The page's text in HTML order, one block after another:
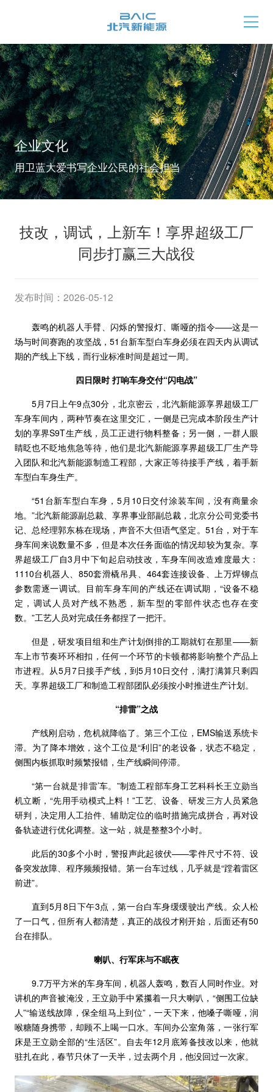
企业文化
用卫蓝大爱书写企业公民的社会担当
技改，调试，上新车！享界超级工厂
同步打赢三大战役
发布时间：2026-05-12
轰鸣的机器人手臂、闪烁的警报灯、嘶哑的指令——这是一
场与时间赛跑的攻坚战，51台新车型白车身必须在四天内从调试
期的产线上下线，而行业标准时间是超过一周。
四日限时 打响车身交付“闪电战”
5月7日上午9点30分，北京密云，北汽新能源享界超级工厂
车身车间内，两种节奏在这里交汇，一侧是已完成本阶段生产计
划的享界S9T生产线，员工正进行物料整备；另一侧，一群人眼
睛眨也不眨地焦急等待，他们是北汽新能源享界超级工厂生产导
入团队和北汽新能源制造工程部，大家正等待接手产线，着手新
车型白车身生产。
“51台新车型白车身，5月10日交付涂装车间，没有商量余
地。”北汽新能源副总裁、享界事业部副总裁，北京分公司党委书
记、总经理郭东栋在现场，声音不大但语气坚定。51台，对于车
身车间来说数量不多，但是本次任务面临的情况却较为复杂。享
界超级工厂自3月中下旬起启动技改，车身车间改造难度最大：
1110台机器人、850套滑橇吊具、464套连接设备、上万焊铆点
参数需逐一调试。目前车身车间的产线还在调试期，“设备不稳
定，调试人员对产线不熟悉，新车型的零部件状态也存在变
数。”工艺人员对完成任务都捏了一把汗。
但是，研发项目组和生产计划倒排的工期就钉在那里——新
车上市节奏环环相扣，任何一个环节的卡顿都将影响整个产品上
市进程。从5月7日接手产线，到5月10日交付，满打满算只剩四
天。享界超级工厂和制造工程部团队必须按小时推进生产计划。
“排雷”之战
产线刚启动，危机就降临了。第三个工位，EMS输送系统卡
滞。为了降本增效，这个工位是“利旧”的老设备，状态不稳定，
侧围内板抓取时频繁报错，生产线瞬间停滞。
“第一台就是‘排雷’车。”制造工程部车身工艺科科长王立勋当
机立断，“先用手动模式上料！”工艺、设备、研发三方人员紧急
研判，决定用人工抬件、辅助定位的临时措施完成拼合，再对设
备轨迹进行优化调整。这一站，就是整整3个小时。
此后的30多个小时，警报声此起彼伏——零件尺寸不符、设
备突发故障、程序频频报错。第一台车过线，几乎就是“蹚着雷区
前进”。
直到5月8日下午3点，第一台白车身缓缓驶出产线。众人松
了一口气，但所有人都清楚，真正的战役才刚开始，后面还有50
台在排队。
喇叭、行军床与不眠夜
9.7万平方米的车身车间，机器人轰鸣，数百人同时作业。对
讲机的声音被淹没，王立勋手中紧攥着一只大喇叭，“侧围工位缺
人”“输送线故障，保全组马上到位”，一天下来，他嗓子嘶哑，润
喉糖随身携带，却顾不上喝一口水。车间办公室角落，一张行军
床是王立勋全部的“生活区”。自去年12月底筹备技改以来，他就
驻扎在此，春节只休了一天半，过去两个月，他没回过一次家。